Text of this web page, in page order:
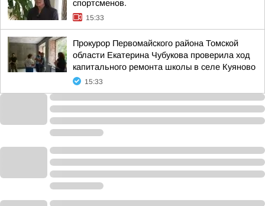
спортсменов.
15:33
Прокурор Первомайского района Томской
области Екатерина Чубукова проверила ход
капитального ремонта школы в селе Куяново
15:33